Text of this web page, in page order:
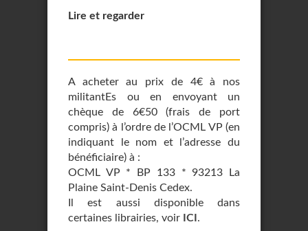
Lire et regarder
A acheter au prix de 4€ à nos
militantEs ou en envoyant un
chèque de 6€50 (frais de port
compris) à l’ordre de l’OCML VP (en
indiquant le nom et l’adresse du
bénéficiaire) à :
OCML VP * BP 133 * 93213 La
Plaine Saint-Denis Cedex.
Il est aussi disponible dans
certaines librairies, voir ICI .